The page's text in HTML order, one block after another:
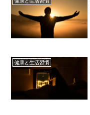
健康と生活習慣